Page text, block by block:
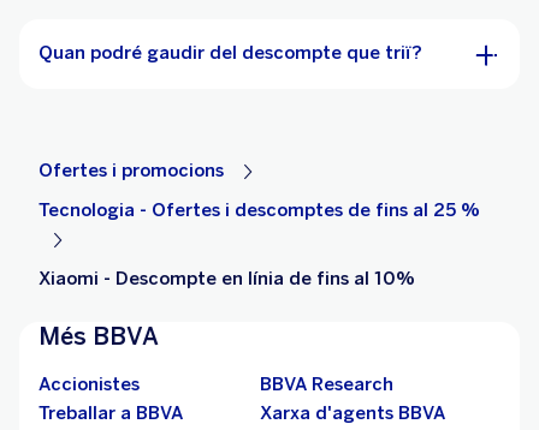
Quan podré gaudir del descompte que triï?
Ofertes i promocions
Tecnologia - Ofertes i descomptes de fins al 25 %
Xiaomi - Descompte en línia de fins al 10%
Més BBVA
Accionistes
BBVA Research
Treballar a BBVA
Xarxa d'agents BBVA